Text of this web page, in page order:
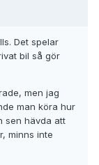
Det spelar
bil så gör
men jag
man köra hur
sen hävda att
minns inte